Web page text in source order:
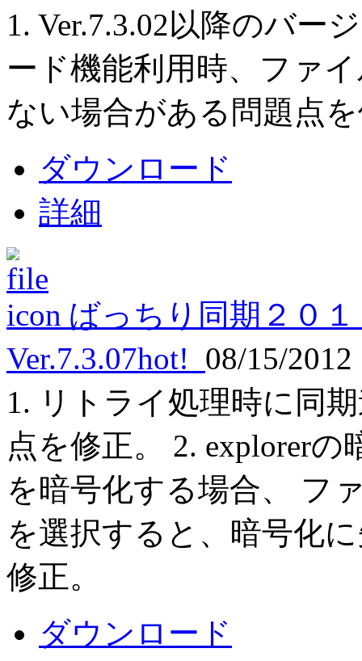
1. Ver.7.3.02以降のバー
ード機能利用時、ファ
ない場合がある問題点
ダウンロード
詳細
ばっちり同期２０
Ver.7.3.07hot! 08/15/2012
1. リトライ処理時に同
点を修正。 2. explorer
を暗号化する場合、 フ
を選択すると、暗号化
修正。
ダウンロード